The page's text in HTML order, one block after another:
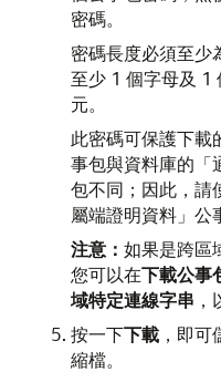
密碼。
密碼長度必須至少
至少 1 個字母及 1
元。
此密碼可保護下載
事包與資料庫的「
包不同；因此，請
屬端證明資料」公
注意： 如果是跨區
您可以在下載公事
域特定連線字串
按一下下載 ，即
縮檔。